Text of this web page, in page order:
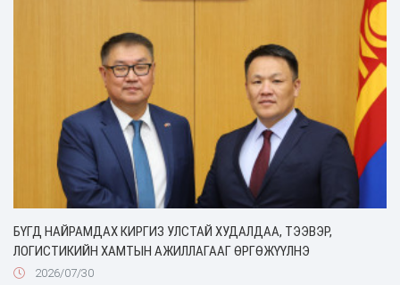
БҮГД НАЙРАМДАХ КИРГИЗ УЛСТАЙ ХУДАЛДАА, ТЭЭВЭР,
ЛОГИСТИКИЙН ХАМТЫН АЖИЛЛАГААГ ӨРГӨЖҮҮЛНЭ
2026/07/30